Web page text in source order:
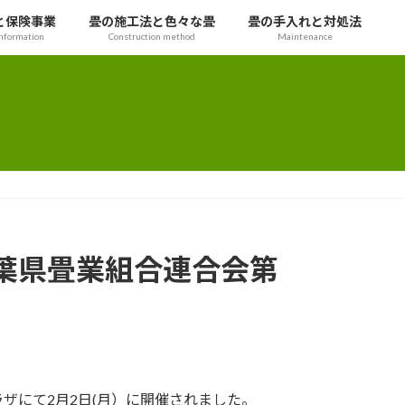
保険事業 畳の施工法と色々な畳
Construction method
畳の手入れと対処法
Maintenance
県畳業組合連合会第
にて2月2日(月）に開催されました。